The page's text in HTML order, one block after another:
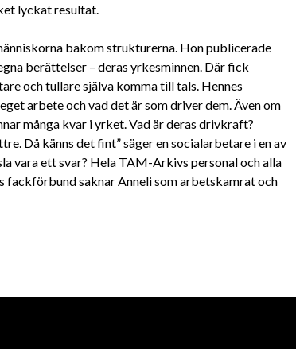
lyckat resultat.
bakom strukturerna. Hon publicerade
berättelser – deras yrkesminnen. Där fick
och tullare själva komma till tals. Hennes
arbete och vad det är som driver dem. Även om
många kvar i yrket. Vad är deras drivkraft?
Då känns det fint” säger en socialarbetare i en av
vara ett svar? Hela TAM-Arkivs personal och alla
fackförbund saknar Anneli som arbetskamrat och